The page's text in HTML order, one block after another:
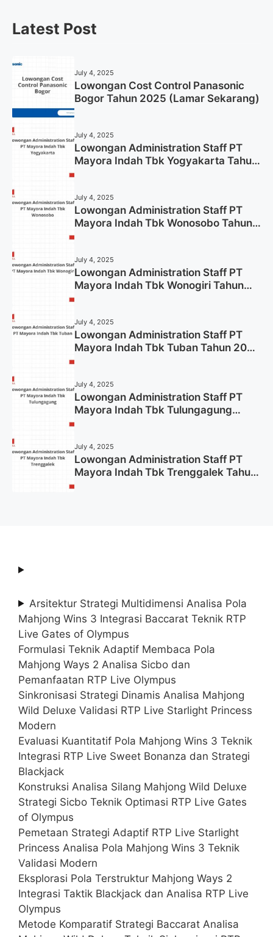
Latest Post
July 4, 2025
Lowongan Cost Control Panasonic
Bogor Tahun 2025 (Lamar Sekarang)
July 4, 2025
Lowongan Administration Staff PT
Mayora Indah Tbk Yogyakarta Tahun
July 4, 2025
Lowongan Administration Staff PT
Mayora Indah Tbk Wonosobo Tahun
July 4, 2025
Lowongan Administration Staff PT
Mayora Indah Tbk Wonogiri Tahun
July 4, 2025
Lowongan Administration Staff PT
Mayora Indah Tbk Tuban Tahun 2025
July 4, 2025
Lowongan Administration Staff PT
Mayora Indah Tbk Tulungagung
July 4, 2025
Lowongan Administration Staff PT
Mayora Indah Tbk Trenggalek Tahun
Arsitektur Strategi Multidimensi Analisa Pola
Mahjong Wins 3 Integrasi Baccarat Teknik RTP
Live Gates of Olympus
Formulasi Teknik Adaptif Membaca Pola
Mahjong Ways 2 Analisa Sicbo dan
Pemanfaatan RTP Live Olympus
Sinkronisasi Strategi Dinamis Analisa Mahjong
Wild Deluxe Validasi RTP Live Starlight Princess
Modern
Evaluasi Kuantitatif Pola Mahjong Wins 3 Teknik
Integrasi RTP Live Sweet Bonanza dan Strategi
Blackjack
Konstruksi Analisa Silang Mahjong Wild Deluxe
Strategi Sicbo Teknik Optimasi RTP Live Gates
of Olympus
Pemetaan Strategi Adaptif RTP Live Starlight
Princess Analisa Pola Mahjong Wins 3 Teknik
Validasi Modern
Eksplorasi Pola Terstruktur Mahjong Ways 2
Integrasi Taktik Blackjack dan Analisa RTP Live
Olympus
Metode Komparatif Strategi Baccarat Analisa